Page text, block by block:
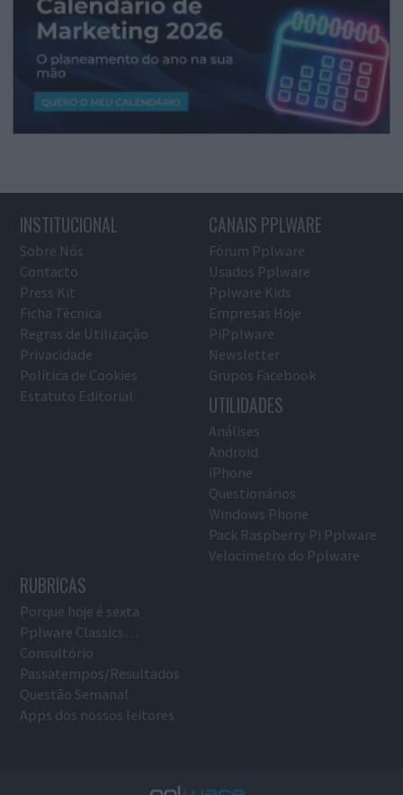
INSTITUCIONAL
Sobre Nós
Contacto
Press Kit
Ficha Técnica
Regras de Utilização
Privacidade
Política de Cookies
Estatuto Editorial
CANAIS PPLWARE
Fórum Pplware
Usados Pplware
Pplware Kids
Empresas Hoje
PiPplware
Newsletter
Grupos Facebook
UTILIDADES
Análises
Android
iPhone
Questionários
Windows Phone
Pack Raspberry Pi Pplware
Velocímetro do Pplware
RUBRICAS
Porque hoje é sexta
Pplware Classics…
Consultório
Passatempos/Resultados
Questão Semanal
Apps dos nossos leitores